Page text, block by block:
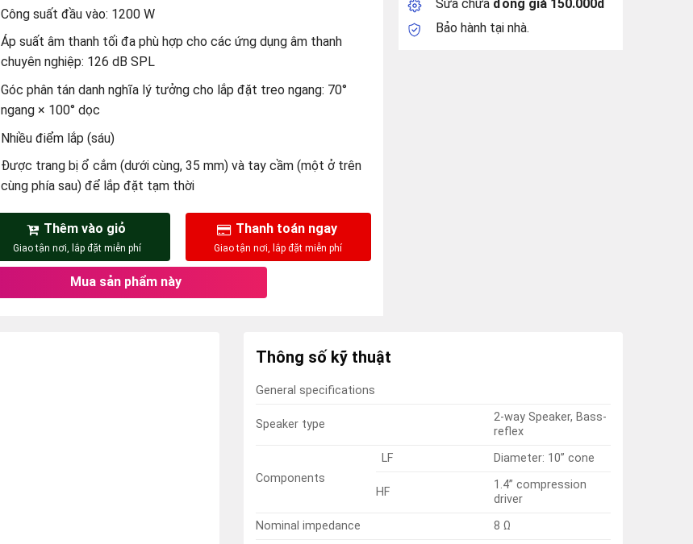
Công suất đầu vào: 1200 W
Áp suất âm thanh tối đa phù hợp cho các ứng dụng âm thanh
chuyên nghiệp: 126 dB SPL
Góc phân tán danh nghĩa lý tưởng cho lắp đặt treo ngang: 70°
ngang × 100° dọc
Nhiều điểm lắp (sáu)
Được trang bị ổ cắm (dưới cùng, 35 mm) và tay cầm (một ở trên
cùng phía sau) để lắp đặt tạm thời
Thêm vào giỏ Thanh toán ngay
Mua sản phẩm này
Sửa chữa đồng giá 150.000đ
Bảo hành tại nhà.
Thông số kỹ thuật
General specifications
Speaker type
2-way Speaker, Bass-
reflex
Components
LF Diameter: 10” cone
HF
1.4” compression
driver
Nominal impedance
8 Ω